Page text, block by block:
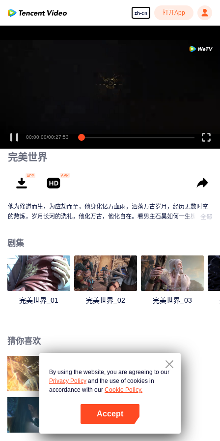
zh-cn 打开App
00:00:00/00:27:53
完美世界
他为修道而生，为应劫而至，他身化亿万血雨，洒落万古岁月，经历无数时空
的熬炼，岁月长河的洗礼，他化万古，他化自在。看男主石昊如何一生极致辉
全部
剧集
完美世界_01 完美世界_02 完美世界_03
猜你喜欢
长生界
斗破苍穹 第三季
By using the website, you are agreeing to our
Privacy Policy and the use of cookies in
accordance with our Cookie Policy.
Accept